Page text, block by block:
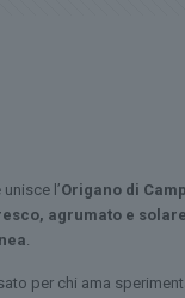
l’Origano di
agrumato e solare
.
per chi ama